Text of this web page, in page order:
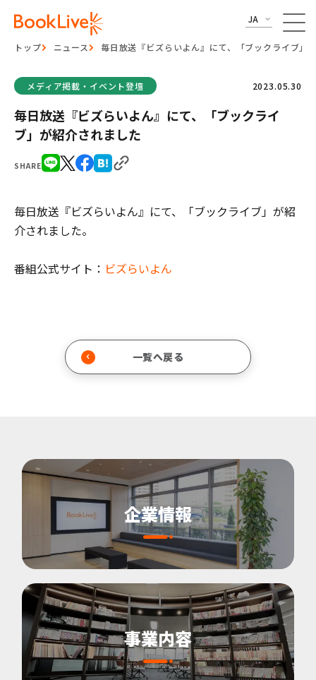
JA
トップ ニュース 毎日放送『ビズらいよん』にて、「ブックライブ」
SHARE
メディア掲載・イベント登壇 2023.05.30
毎日放送『ビズらいよん』にて、「ブックライ
ブ」が紹介されました
毎日放送『ビズらいよん』にて、「ブックライブ」が紹
介されました。
番組公式サイト： ビズらいよん
一覧へ戻る
企業情報
事業内容